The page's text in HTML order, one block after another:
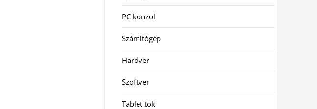
PC konzol
Számítógép
Hardver
Szoftver
Tablet tok